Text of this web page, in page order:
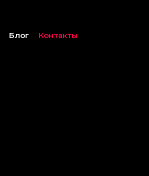
Блог Контакты